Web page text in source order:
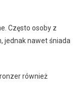
Często osoby z
jednak nawet śniada
również